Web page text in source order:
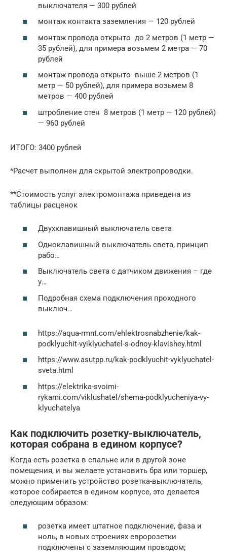
выключателя — 300 рублей
монтаж контакта заземления — 120 рублей
монтаж провода открыто до 2 метров (1 метр —
35 рублей), для примера возьмем 2 метра — 70
рублей
монтаж провода открыто выше 2 метров (1
метр — 50 рублей), для примера возьмем 8
метров — 400 рублей
штробление стен 8 метров (1 метр — 120 рублей)
— 960 рублей
ИТОГО: 3400 рублей
*Расчет выполнен для скрытой электропроводки.
**Стоимость услуг электромонтажа приведена из
таблицы расценок
Двухклавишный выключатель света
Одноклавишный выключатель света, принцип
рабо…
Выключатель света с датчиком движения – где
у…
Подробная схема подключения проходного
выключ…
https://aqua-rmnt.com/ehlektrosnabzhenie/kak-
podklyuchit-vyiklyuchatel-s-odnoy-klavishey.html
https://www.asutpp.ru/kak-podklyuchit-vyklyuchatel-
sveta.html
https://elektrika-svoimi-
rykami.com/viklushatel/shema-podklyucheniya-vy-
klyuchatelya
Как подключить розетку-выключатель,
которая собрана в едином корпусе?
Когда есть розетка в спальне или в другой зоне
помещения, и вы желаете установить бра или торшер,
можно применить устройство розетка-выключатель,
которое собирается в едином корпусе, это делается
следующим образом:
розетка имеет штатное подключение, фаза и
ноль, в новых строениях евророзетки
подключены с заземляющим проводом;